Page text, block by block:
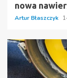
nowa
Artur Błaszczyk